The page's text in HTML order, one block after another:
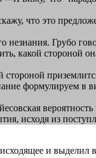
что это
незнания. Грубо
какой стороной
формулируем в
исходя из
и выделил